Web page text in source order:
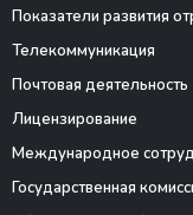
Показатели развития
Телекоммуникация
Почтовая деятельность
Лицензирование
Международное
Государственная